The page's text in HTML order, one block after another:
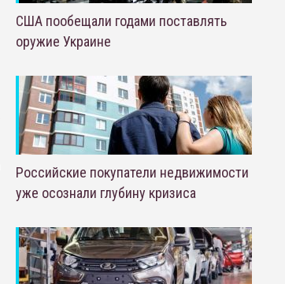
США пообещали годами поставлять
оружие Украине
Российские покупатели недвижимости
уже осознали глубину кризиса